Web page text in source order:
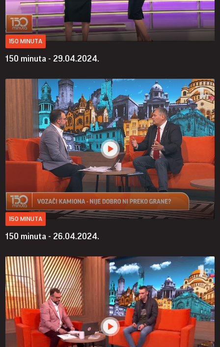
150 MINUTA
150 minuta - 29.04.2024.
150 MINUTA
150 minuta - 26.04.2024.